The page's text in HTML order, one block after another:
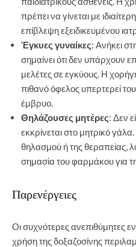
πρέπει να γίνεται με
επίβλεψη εξειδικευμένου
Έγκυες γυναίκες: Ανήκει
σημαίνει ότι δεν υπάρχουν
μελέτες σε εγκύους. Η
πιθανό όφελος υπερτερεί
έμβρυο.
Θηλάζουσες μητέρες: Δεν
εκκρίνεται στο μητρικό
θηλασμού ή της θεραπείας,
σημασία του φαρμάκου για
Παρενέργειες
Οι συχνότερες ανεπιθύμητες
χρήση της δοξαζοσίνης